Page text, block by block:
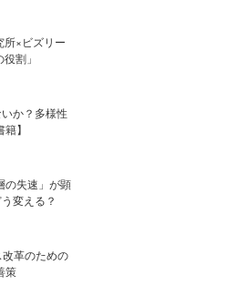
所×ビズリー
割」
か？多様性
】
の失速」が顕
変える？
革のための
策